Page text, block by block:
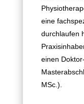
eine
durchlaufen
einen
MSc.).